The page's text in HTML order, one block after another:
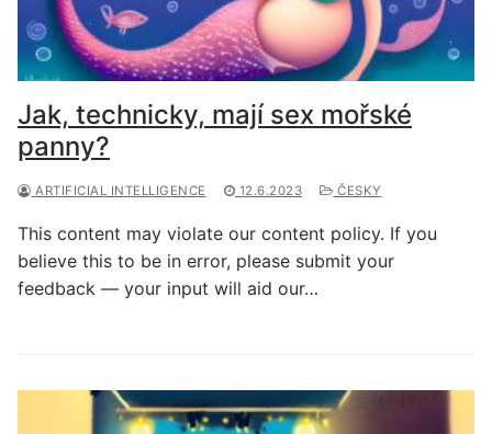
Jak, technicky, mají sex mořské
panny?
ARTIFICIAL INTELLIGENCE 12.6.2023 ČESKY
This content may violate our content policy. If you
believe this to be in error, please submit your
feedback — your input will aid our…